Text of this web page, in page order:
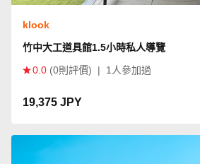
klook
竹中大工道具館1.5小時私人導覽
0.0 (0則評價) | 1人參加過
19,375 JPY